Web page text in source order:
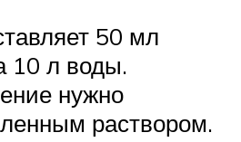
50 мл
10 л воды.
нужно
раствором.